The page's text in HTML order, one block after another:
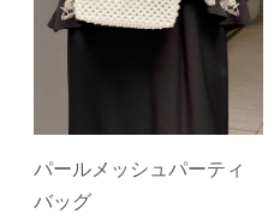
パールメッシュパーティ
バッグ